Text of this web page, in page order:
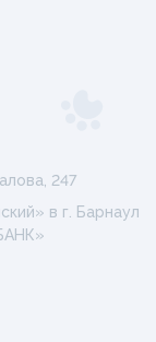
247
в г. Барнаул